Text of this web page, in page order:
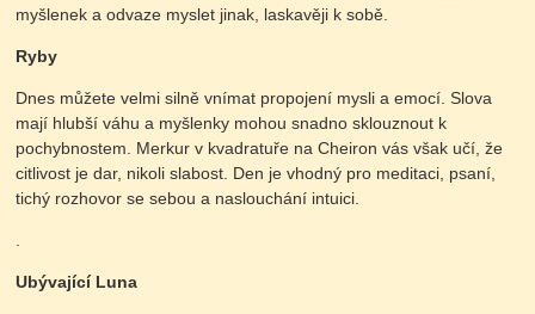
myšlenek a odvaze myslet jinak, laskavěji k sobě.
Ryby
Dnes můžete velmi silně vnímat propojení mysli a emocí. Slova
mají hlubší váhu a myšlenky mohou snadno sklouznout k
pochybnostem. Merkur v kvadratuře na Cheiron vás však učí, že
citlivost je dar, nikoli slabost. Den je vhodný pro meditaci, psaní,
tichý rozhovor se sebou a naslouchání intuici.
Ubývající Luna